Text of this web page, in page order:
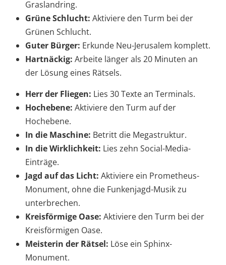
Graslandring.
Grüne Schlucht: Aktiviere den Turm bei der
Grünen Schlucht.
Guter Bürger: Erkunde Neu-Jerusalem komplett.
Hartnäckig: Arbeite länger als 20 Minuten an
der Lösung eines Rätsels.
Herr der Fliegen: Lies 30 Texte an Terminals.
Hochebene: Aktiviere den Turm auf der
Hochebene.
In die Maschine: Betritt die Megastruktur.
In die Wirklichkeit: Lies zehn Social-Media-
Einträge.
Jagd auf das Licht: Aktiviere ein Prometheus-
Monument, ohne die Funkenjagd-Musik zu
unterbrechen.
Kreisförmige Oase: Aktiviere den Turm bei der
Kreisförmigen Oase.
Meisterin der Rätsel: Löse ein Sphinx-
Monument.